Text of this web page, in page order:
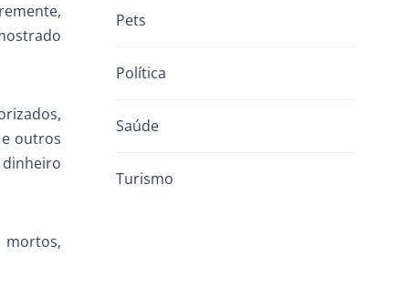
outros
Pets
Política
Saúde
Turismo